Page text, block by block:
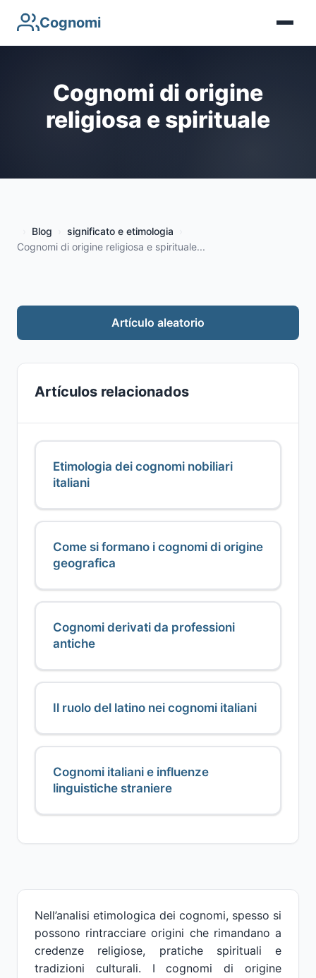
Cognomi
Cognomi di origine
religiosa e spirituale
Blog
significato e etimologia
Cognomi di origine religiosa e spirituale...
Nell’analisi etimologica dei cognomi, spesso si
possono rintracciare origini che rimandano a
credenze religiose, pratiche spirituali e
tradizioni culturali. I cognomi di origine
Artículo aleatorio
Artículos relacionados
Etimologia dei cognomi nobiliari
italiani
Come si formano i cognomi di origine
geografica
Cognomi derivati da professioni
antiche
Il ruolo del latino nei cognomi italiani
Cognomi italiani e influenze
linguistiche straniere